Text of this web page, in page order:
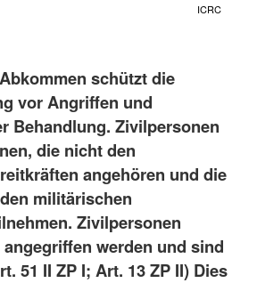
ICRC
schützt die
vor Angriffen und
Behandlung. Zivilpersonen
die nicht den
angehören und die
militärischen
Zivilpersonen
werden und sind
51 II ZP I; Art. 13 ZP II) Dies